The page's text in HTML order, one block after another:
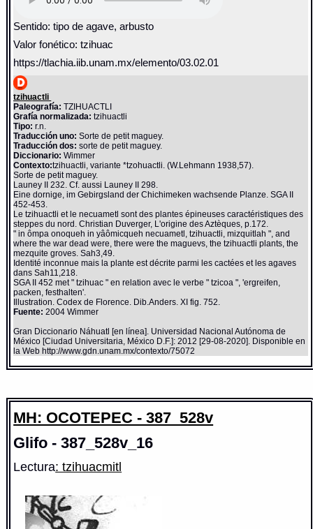
Sentido: tipo de agave, arbusto
Valor fonético: tzihuac
https://tlachia.iib.unam.mx/elemento/03.02.01
tzihuactli
Paleografía: TZIHUACTLI
Grafía normalizada: tzihuactli
Tipo: r.n.
Traducción uno: Sorte de petit maguey.
Traducción dos: sorte de petit maguey.
Diccionario:Wimmer
Contexto:tzihuactli, variante *tzohuactli. (W.Lehmann 1938,57).
Sorte de petit maguey.
Launey II 232. Cf. aussi Launey II 298.
Eine dornige, im Gebirgsland der Chichimeken wachsende Planze. SGA II
452-453.
Le tzihuactli et le necuametl sont des plantes épineuses caractéristiques des
steppes du nord. Christian Duverger, L'origine des Aztèques, p.172.
" in ômpa onoqueh in yâômicqueh necuametl, tzihuactli, mizquitlah ", and
where the war dead were, there were the maguevs, the tzihuactli plants, the
mezquite groves. Sah3,49.
Identité inconnue mais la plante est décrite parmi les cactées et les agaves
dans Sah11,218.
SGA II 452 met " tzihuac " en relation avec le verbe " tzicoa ", 'ergreifen,
packen, festhalten'.
Illustration. Codex de Florence. Dib.Anders. XI fig. 752.
Fuente: 2004 Wimmer
Gran Diccionario Náhuatl [en línea]. Universidad Nacional Autónoma de
México [Ciudad Universitaria, México D.F.]: 2012 [29-08-2020]. Disponible en
la Web http://www.gdn.unam.mx/contexto/75072
MH: OCOTEPEC - 387_528v
Glifo - 387_528v_16
Lectura: tzihuacmitl